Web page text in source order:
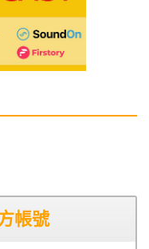
帳號